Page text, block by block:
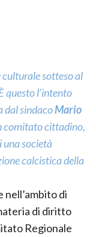
sotteso al
questo l’intento
dal sindacoMario
comitato cittadino,
una società
calcistica della
di
di diritto
Regionale